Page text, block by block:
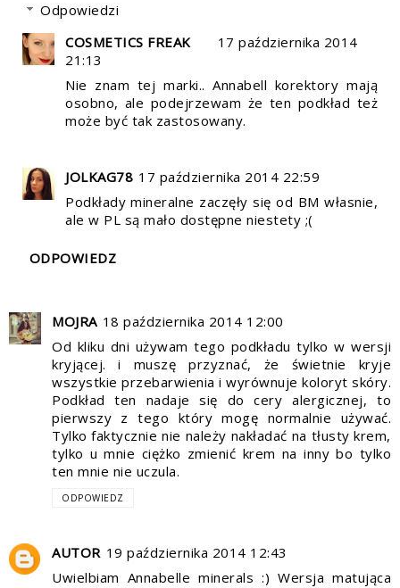
Odpowiedzi
COSMETICS FREAK
17 października 2014
21:13
Nie znam tej marki.. Annabell korektory mają
osobno, ale podejrzewam że ten podkład też
może być tak zastosowany.
JOLKAG78 17 października 2014 22:59
Podkłady mineralne zaczęły się od BM własnie,
ale w PL są mało dostępne niestety ;(
ODPOWIEDZ
MOJRA 18 października 2014 12:00
Od kliku dni używam tego podkładu tylko w wersji
kryjącej. i muszę przyznać, że świetnie kryje
wszystkie przebarwienia i wyrównuje koloryt skóry.
Podkład ten nadaje się do cery alergicznej, to
pierwszy z tego który mogę normalnie używać.
Tylko faktycznie nie należy nakładać na tłusty krem,
tylko u mnie ciężko zmienić krem na inny bo tylko
ten mnie nie uczula.
ODPOWIEDZ
AUTOR 19 października 2014 12:43
Uwielbiam Annabelle minerals :) Wersja matująca